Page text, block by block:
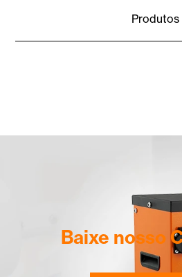
Produtos
Baixe nosso